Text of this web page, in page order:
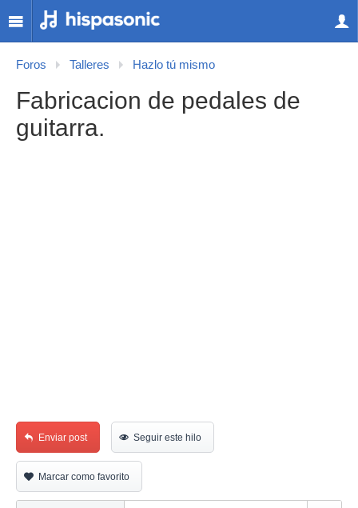
Foros Talleres Hazlo tú mismo
Fabricacion de pedales de
guitarra.
Enviar post Seguir este hilo
Marcar como favorito